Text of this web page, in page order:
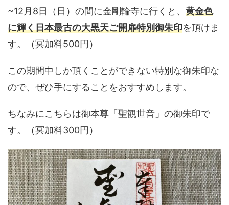
~12月8日（日）の間に金剛輪寺に行くと、 黄金色
に輝く日本最古の大黒天ご開扉特別御朱印を頂けま
す。（冥加料500円）
この期間中しか頂くことができない特別な御朱印な
ので、ぜひ手にすることをおすすめします。
ちなみにこちらは御本尊「聖観世音」の御朱印で
す。（冥加料300円）